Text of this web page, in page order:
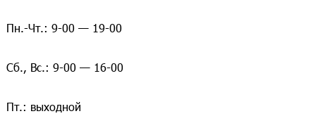
Пн.-Чт.: 9-00 — 19-00
Сб., Вс.: 9-00 — 16-00
Пт.: выходной